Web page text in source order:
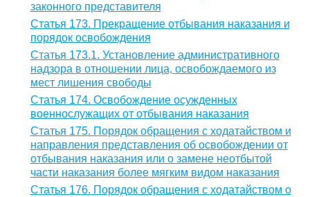
законного представителя
Статья 173. Прекращение отбывания наказания и
порядок освобождения
Статья 173.1. Установление административного
надзора в отношении лица, освобождаемого из
мест лишения свободы
Статья 174. Освобождение осужденных
военнослужащих от отбывания наказания
Статья 175. Порядок обращения с ходатайством и
направления представления об освобождении от
отбывания наказания или о замене неотбытой
части наказания более мягким видом наказания
Статья 176. Порядок обращения с ходатайством о